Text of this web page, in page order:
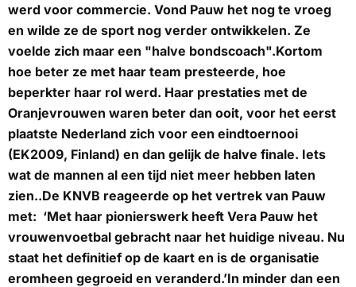
werd voor commercie. Vond Pauw het nog te vroeg
en wilde ze de sport nog verder ontwikkelen. Ze
voelde zich maar een "halve bondscoach".Kortom
hoe beter ze met haar team presteerde, hoe
beperkter haar rol werd. Haar prestaties met de
Oranjevrouwen waren beter dan ooit, voor het eerst
plaatste Nederland zich voor een eindtoernooi
(EK2009, Finland) en dan gelijk de halve finale. Iets
wat de mannen al een tijd niet meer hebben laten
zien..De KNVB reageerde op het vertrek van Pauw
met: ‘Met haar pionierswerk heeft Vera Pauw het
vrouwenvoetbal gebracht naar het huidige niveau. Nu
staat het definitief op de kaart en is de organisatie
eromheen gegroeid en veranderd.’In minder dan een